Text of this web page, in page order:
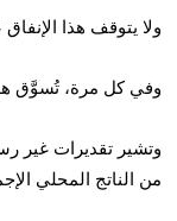
ولا يتوقف هذا الإنفاق عند حدود منظمة واحدة؛ إذ يمتد
وفي كل مرة، تُسوَّق هذه
من الناتج المحلي